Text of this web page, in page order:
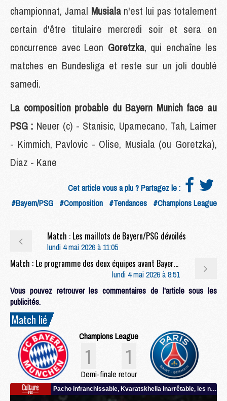
championnat, Jamal Musiala n'est lui pas totalement
certain d'être titulaire mercredi soir et sera en
concurrence avec Leon Goretzka, qui enchaîne les
matches en Bundesliga et reste sur un joli doublé
samedi.
La composition probable du Bayern Munich face au
PSG : Neuer (c) - Stanisic, Upamecano, Tah, Laimer
- Kimmich, Pavlovic - Olise, Musiala (ou Goretzka),
Diaz - Kane
Cet article vous a plu ? Partagez le :
#Bayern/PSG #Composition #Tendances #Champions League
Match : Les maillots de Bayern/PSG dévoilés
lundi 4 mai 2026 à 11:05
Match : Le programme des deux équipes avant Bayern/PSG
lundi 4 mai 2026 à 8:51
Vous pouvez retrouver les commentaires de l'article sous les
publicités.
Match lié
Champions League
1 1
Demi-finale retour